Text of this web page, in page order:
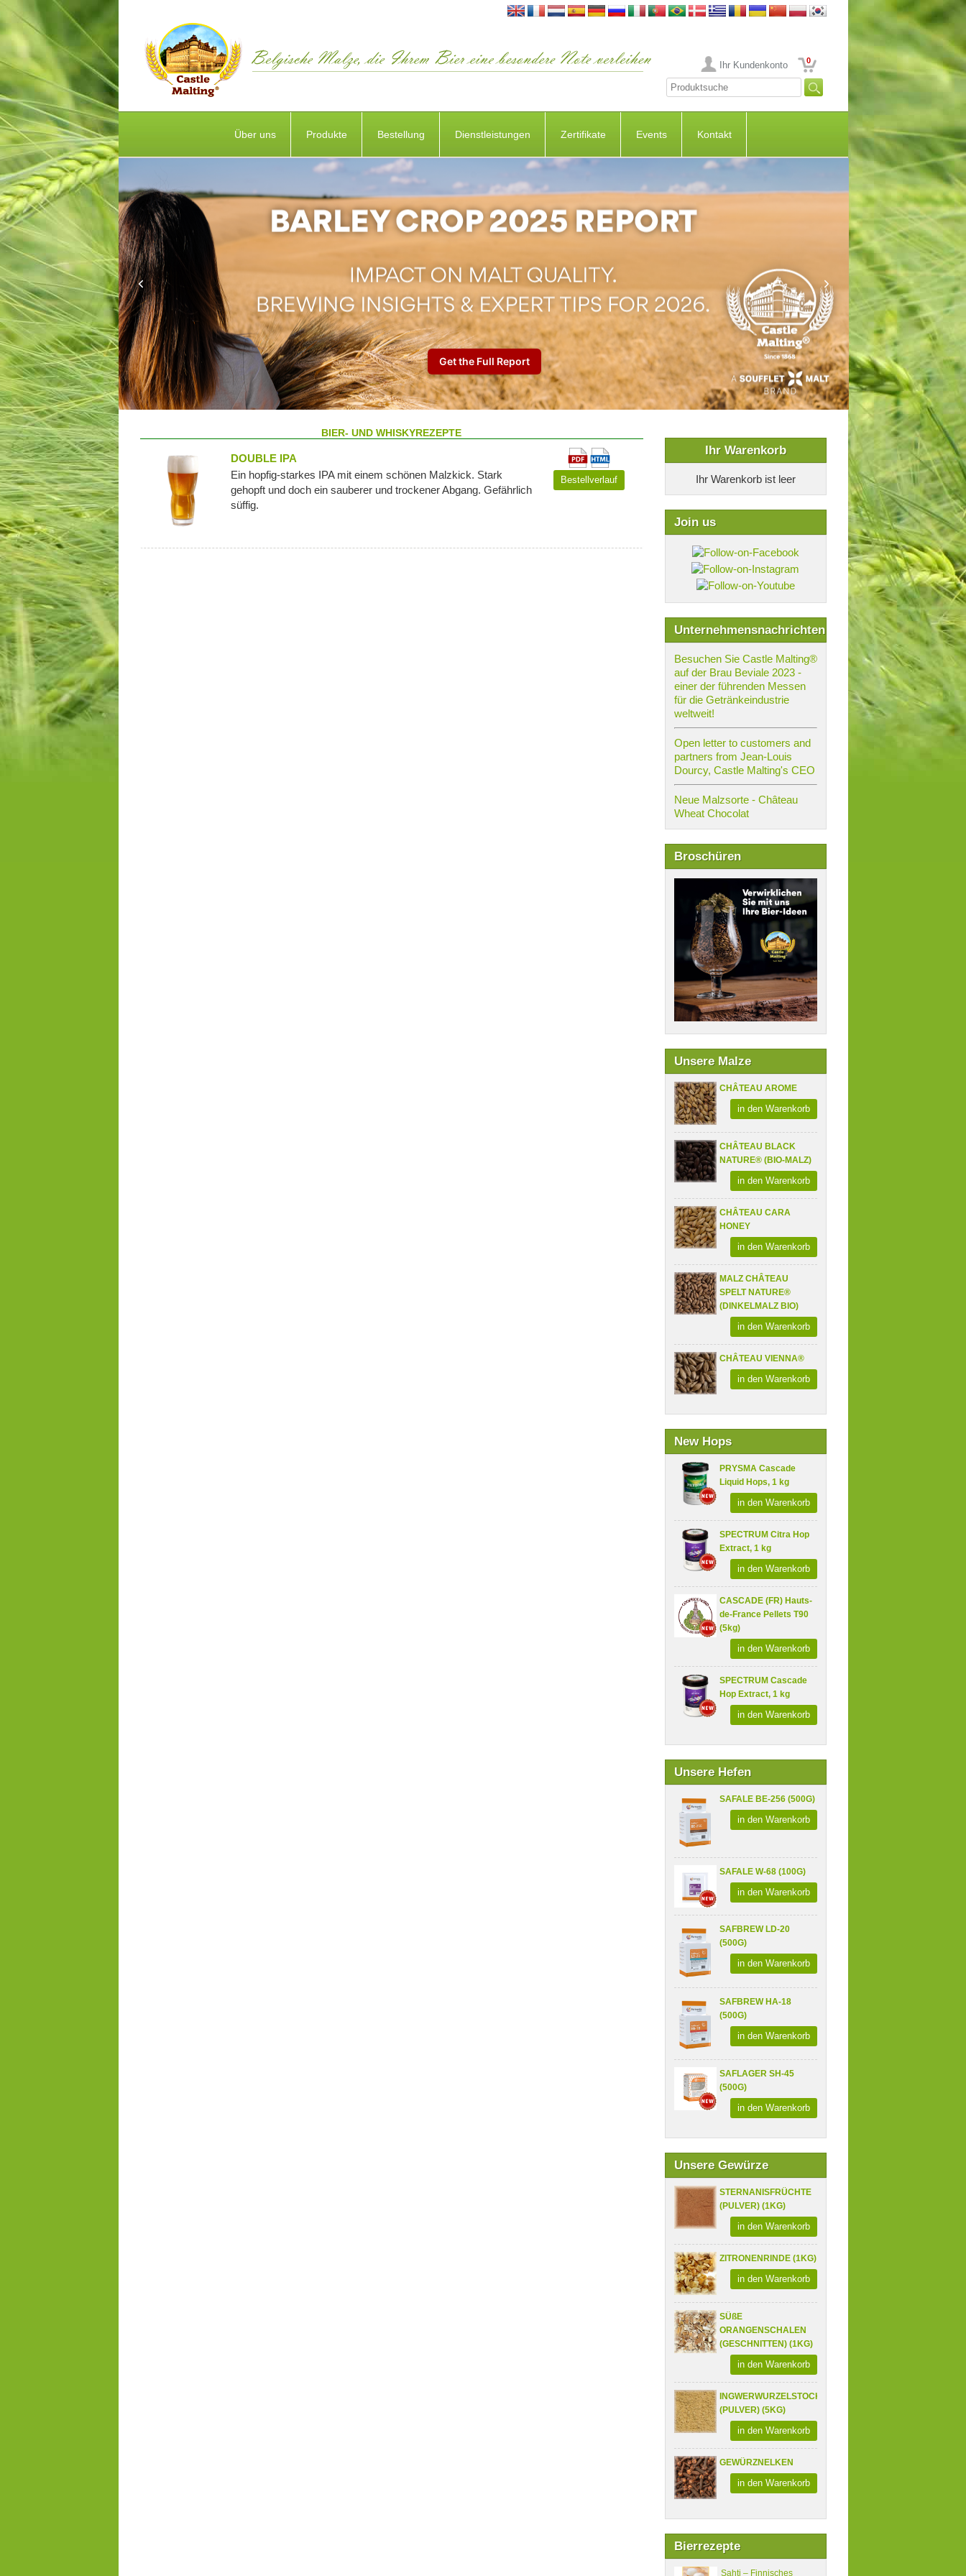
Ihr Kundenkonto 0
Über uns Produkte Bestellung Dienstleistungen Zertifikate Events Kontakt
Ihr Warenkorb
Ihr Warenkorb ist leer
Join us
Unternehmensnachrichten
Besuchen Sie Castle Malting®
auf der Brau Beviale 2023 -
einer der führenden Messen
für die Getränkeindustrie
weltweit!
Open letter to customers and
partners from Jean-Louis
Dourcy, Castle Malting's CEO
Neue Malzsorte - Château
Wheat Chocolat
Broschüren
Unsere Malze
CHÂTEAU AROME
in den Warenkorb
CHÂTEAU BLACK
NATURE® (BIO-MALZ)
in den Warenkorb
CHÂTEAU CARA
HONEY
in den Warenkorb
MALZ CHÂTEAU
SPELT NATURE®
(DINKELMALZ BIO)
in den Warenkorb
CHÂTEAU VIENNA®
in den Warenkorb
New Hops
PRYSMA Cascade
Liquid Hops, 1 kg
in den Warenkorb
SPECTRUM Citra Hop
Extract, 1 kg
in den Warenkorb
CASCADE (FR) Hauts-
de-France Pellets T90
(5kg)
in den Warenkorb
SPECTRUM Cascade
Hop Extract, 1 kg
in den Warenkorb
Unsere Hefen
SAFALE BE-256 (500G)
in den Warenkorb
SAFALE W-68 (100G)
in den Warenkorb
SAFBREW LD-20
(500G)
in den Warenkorb
SAFBREW HA-18
(500G)
in den Warenkorb
SAFLAGER SH-45
(500G)
in den Warenkorb
Unsere Gewürze
STERNANISFRÜCHTE
(PULVER) (1KG)
in den Warenkorb
ZITRONENRINDE (1KG)
in den Warenkorb
SÜßE
ORANGENSCHALEN
(GESCHNITTEN) (1KG)
in den Warenkorb
INGWERWURZELSTOCK
(PULVER) (5KG)
in den Warenkorb
GEWÜRZNELKEN
in den Warenkorb
Bierrezepte
Sahti – Finnisches
BIER- UND WHISKYREZEPTE
DOUBLE IPA
Ein hopfig-starkes IPA mit einem schönen Malzkick. Stark
gehopft und doch ein sauberer und trockener Abgang. Gefährlich
süffig.
Bestellverlauf